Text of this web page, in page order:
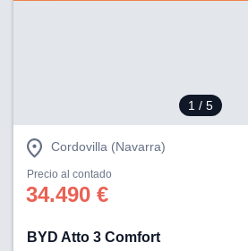
1 / 5
Cordovilla (Navarra)
Precio al contado
34.490 €
BYD Atto 3 Comfort